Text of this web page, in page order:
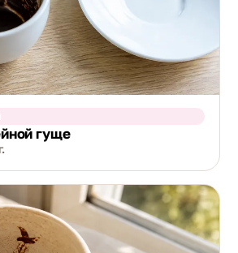
гуще